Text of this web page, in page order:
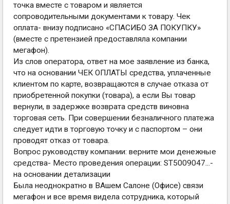
точка вместе с товаром и является
сопроводительными документами к товару. Чек
оплата- внизу подписано «СПАСИБО ЗА ПОКУПКУ»
(вместе с претензией предоставляла компании
мегафон).
Из слов оператора, ответ на мое заявление из банка,
что на основании ЧЕК ОПЛАТЫ средства, уплаченные
клиентом по карте, возвращаются в случае отказа от
приобретенной покупки (товара), а если Вы товар
вернули, в задержке возврата средств виновна
торговая сеть. При совершении безналичного платежа
следует идти в торговую точку и с паспортом – они
проводят отказ от товара.
Вопрос руководству компании: верните мои денежные
средства- Место проведения операции: ST5009047...-
на основании детализации
Была неоднократно в ВАшем Салоне (Офисе) связи
мегафон и все время видела сотрудника, который